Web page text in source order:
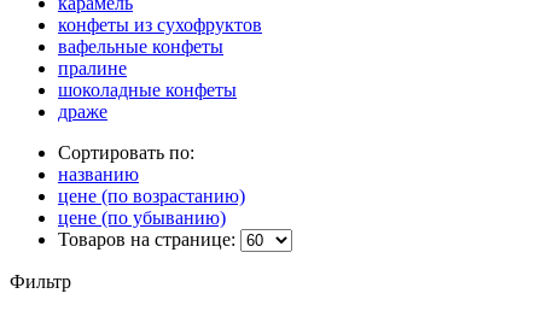
конфеты из сухофруктов
вафельные конфеты
пралине
шоколадные конфеты
драже
Сортировать по:
названию
цене (по возрастанию)
цене (по убыванию)
Товаров на странице:
Фильтр